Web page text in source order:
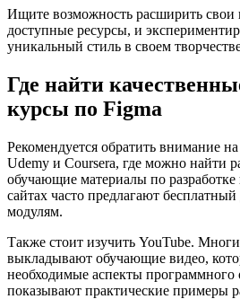
Ищите возможность расширить свои
доступные ресурсы, и
уникальный стиль в своем
Где найти
курсы по Figma
Рекомендуется обратить внимание
Udemy и Coursera, где можно найти
обучающие материалы по
сайтах часто предлагают
модулям.
Также стоит изучить YouTube.
выкладывают обучающие видео,
необходимые аспекты программного
показывают практические примеры